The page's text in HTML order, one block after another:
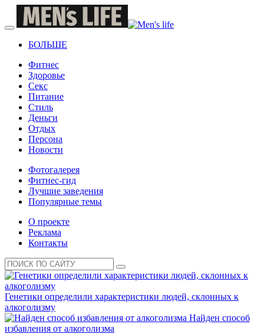
БОЛЬШЕ
Фитнес
Здоровье
Секс
Питание
Стиль
Деньги
Отдых
Персона
Новости
Фотогалерея
Фитнес-гид
Лучшие заведения
Популярные темы
О проекте
Реклама
Контакты
Генетики определили характеристики людей, склонных к
алкоголизму
Найден способ
избавления от алкоголизма